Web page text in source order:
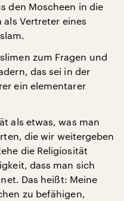
den Moscheen in die
Vertreter eines
zum Fragen und
das sei in der
ein elementarer
als etwas, was man
die wir weitergeben
die Religiosität
dass man sich
Das heißt: Meine
zu befähigen,